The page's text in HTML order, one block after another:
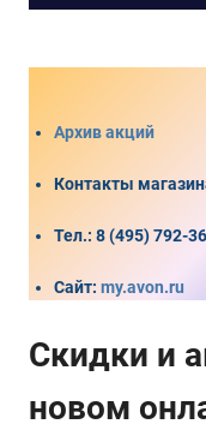
Архив акций
Контакты
Тел.: 8 (495) 792-
Сайт: my.avon.ru
Скидки и
новом